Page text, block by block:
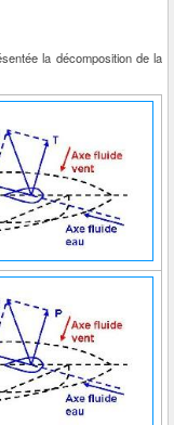
la décomposition de la